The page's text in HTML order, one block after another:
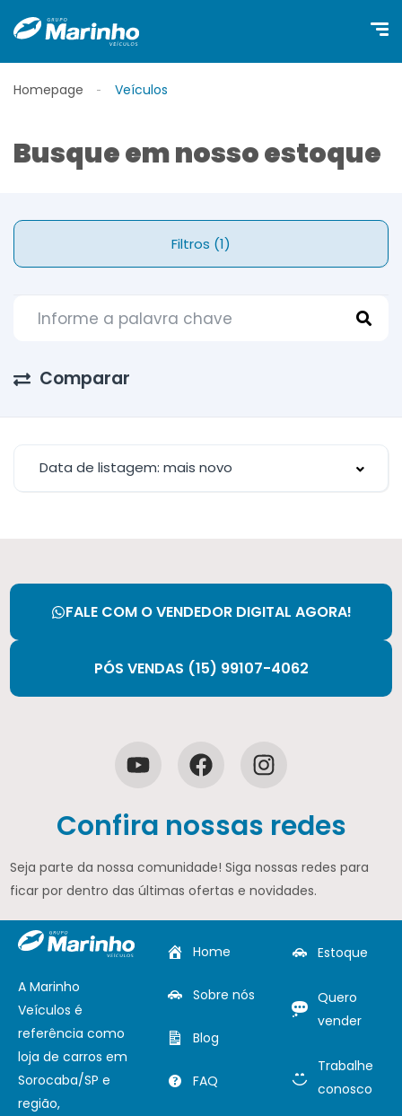
Homepage Veículos
Busque em nosso estoque
Filtros (1)
Comparar
Data de listagem: mais novo
FALE COM O VENDEDOR DIGITAL AGORA!
PÓS VENDAS (15) 99107-4062
Confira nossas redes
Seja parte da nossa comunidade! Siga nossas redes para
ficar por dentro das últimas ofertas e novidades.
A Marinho
Veículos é
referência como
loja de carros em
Sorocaba/SP e
região,
Home
Sobre nós
Blog
FAQ
Estoque
Quero
vender
Trabalhe
conosco